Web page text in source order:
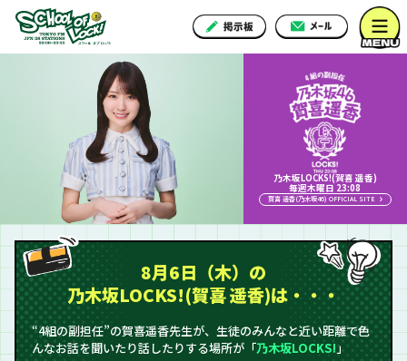
乃木坂LOCKS!(賀喜 遥香)
毎週木曜日 23:08
賀喜 遥香(乃木坂46) OFFICIAL SITE
8月6日（木）の
乃木坂LOCKS!(賀喜 遥香)は・・・
“4組の副担任”の賀喜遥香先生が、生徒のみんなと近い距離で色
んなお話を聞いたり話したりする場所が「乃木坂LOCKS!」